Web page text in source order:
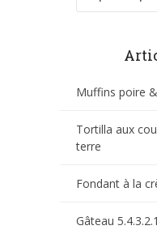
Muffins poire
Tortilla aux
terre
Fondant à la
Gâteau